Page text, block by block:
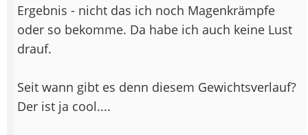
Ergebnis - nicht das ich noch Magenkrämpfe
oder so bekomme. Da habe ich auch keine Lust
drauf.
Seit wann gibt es denn diesem Gewichtsverlauf?
Der ist ja cool....